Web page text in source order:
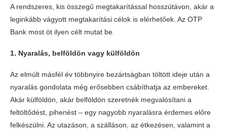
A rendszeres, kis összegű megtakarítással hosszútávon, akár a
leginkább vágyott megtakarítási célok is elérhetőek. Az OTP
Bank most öt ilyen célt mutat be.
1. Nyaralás, belföldön vagy külföldön
Az elmúlt másfél év többnyire bezártságban töltött ideje után a
nyaralás gondolata még erősebben csábíthatja az embereket.
Akár külföldön, akár belföldön szeretnék megvalósítani a
feltöltődést, pihenést – egy nagyobb nyaralásra érdemes előre
felkészülni. Az utazáson, a szálláson, az étkezésen, valamint a